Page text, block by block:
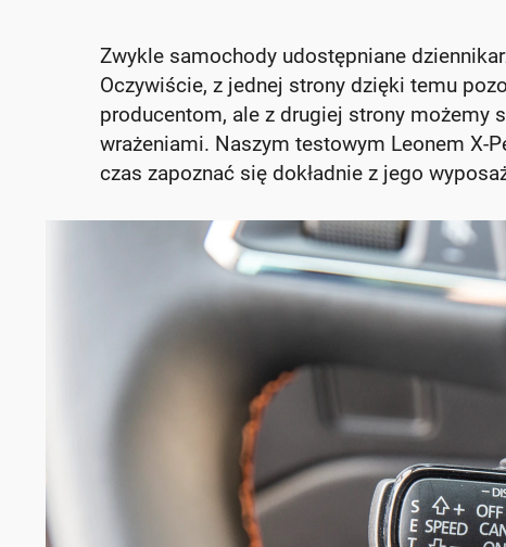
Zwykle samochody udostępniane
Oczywiście, z jednej strony dzięki temu
producentom, ale z drugiej strony możemy
wrażeniami. Naszym testowym Leonem X-
czas zapoznać się dokładnie z jego